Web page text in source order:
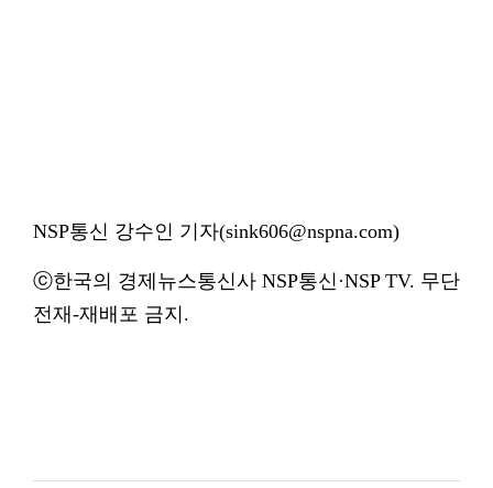
NSP통신 강수인 기자(sink606@nspna.com)
ⓒ한국의 경제뉴스통신사 NSP통신·NSP TV. 무단
전재-재배포 금지.